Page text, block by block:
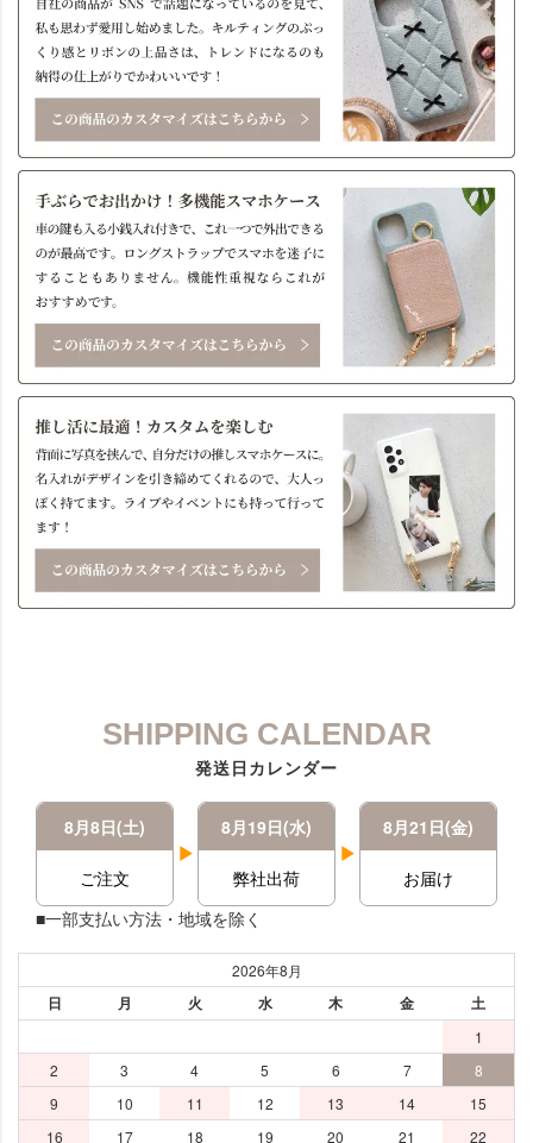
SHIPPING CALENDAR
発送日カレンダー